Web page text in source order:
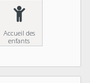
Accueil des
enfants